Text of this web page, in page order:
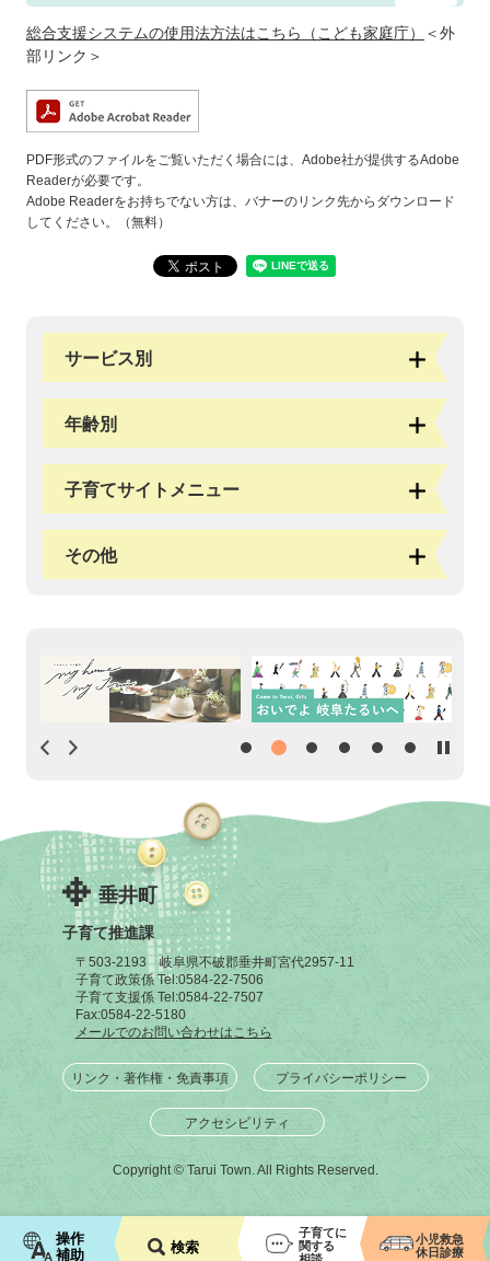
操作
補助
検索
子育てに
関する
小児救急
休日診療
総合支援システムの使用法方法はこちら（こども家庭庁）
＜外
部リンク＞
PDF形式のファイルをご覧いただく場合には、Adobe社が提供するAdobe
Readerが必要です。
Adobe Readerをお持ちでない方は、バナーのリンク先からダウンロード
してください。（無料）
サービス別
年齢別
子育てサイトメニュー
その他
垂井町
子育て推進課
〒503-2193 岐阜県不破郡垂井町宮代2957-11
子育て政策係 Tel:0584-22-7506
子育て支援係 Tel:0584-22-7507
Fax:0584-22-5180
メールでのお問い合わせはこちら
リンク・著作権・免責事項 プライバシーポリシー
アクセシビリティ
Copyright © Tarui Town. All Rights Reserved.